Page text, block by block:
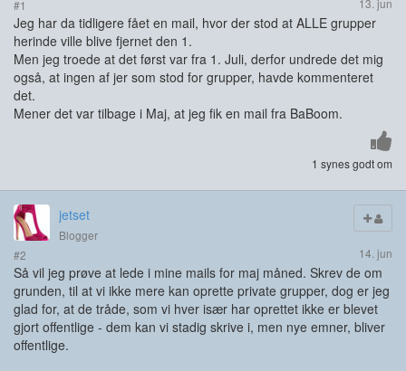
#1 13. jun
Jeg har da tidligere fået en mail, hvor der stod at ALLE grupper
herinde ville blive fjernet den 1.
Men jeg troede at det først var fra 1. Juli, derfor undrede det mig
også, at ingen af jer som stod for grupper, havde kommenteret
det.
Mener det var tilbage i Maj, at jeg fik en mail fra BaBoom.
1 synes godt om
jetset
Blogger
#2
14. jun
Så vil jeg prøve at lede i mine mails for maj måned. Skrev de om
grunden, til at vi ikke mere kan oprette private grupper, dog er jeg
glad for, at de tråde, som vi hver især har oprettet ikke er blevet
gjort offentlige - dem kan vi stadig skrive i, men nye emner, bliver
offentlige.